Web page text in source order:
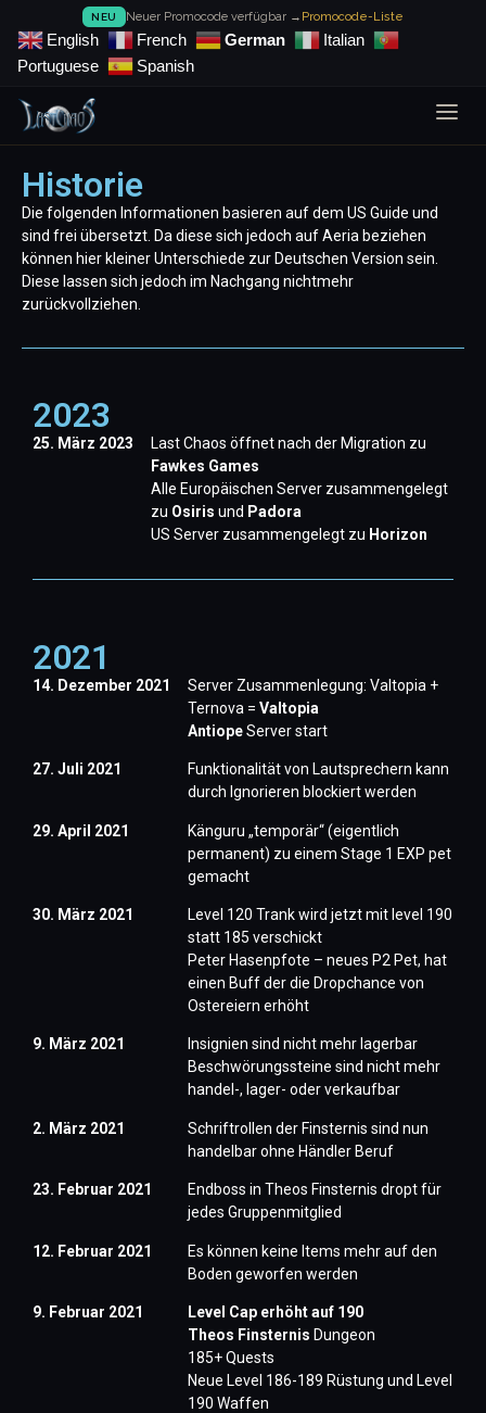
NEU Neuer Promocode verfügbar → Promocode-Liste
English French German
Italian
Portuguese
Spanish
Historie
Die folgenden Informationen basieren auf dem US Guide und
sind frei übersetzt. Da diese sich jedoch auf Aeria beziehen
können hier kleiner Unterschiede zur Deutschen Version sein.
Diese lassen sich jedoch im Nachgang nichtmehr
zurückvollziehen.
2023
25. März 2023
Last Chaos öffnet nach der Migration zu
Fawkes Games
Alle Europäischen Server zusammengelegt
zu Osiris und Padora
US Server zusammengelegt zu Horizon
2021
14. Dezember 2021
Server Zusammenlegung: Valtopia +
Ternova = Valtopia
AntiopeServer start
27. Juli 2021
Funktionalität von Lautsprechern kann
durch Ignorieren blockiert werden
29. April 2021
Känguru „temporär“ (eigentlich
permanent) zu einem Stage 1 EXP pet
gemacht
30. März 2021
Level 120 Trank wird jetzt mit level 190
statt 185 verschickt
​Peter Hasenpfote – neues P2 Pet, hat
einen Buff der die Dropchance von
Ostereiern erhöht
9. März 2021
Insignien sind nicht mehr lagerbar
Beschwörungssteine sind nicht mehr
handel-, lager- oder verkaufbar
2. März 2021
Schriftrollen der Finsternis sind nun
handelbar ohne Händler Beruf
23. Februar 2021
Endboss in Theos Finsternis dropt für
jedes Gruppenmitglied
12. Februar 2021
Es können keine Items mehr auf den
Boden geworfen werden
9. Februar 2021
Level Cap erhöht auf 190
Theos Finsternis Dungeon
​185+ Quests
Neue Level 186-189 Rüstung und Level
190 Waffen